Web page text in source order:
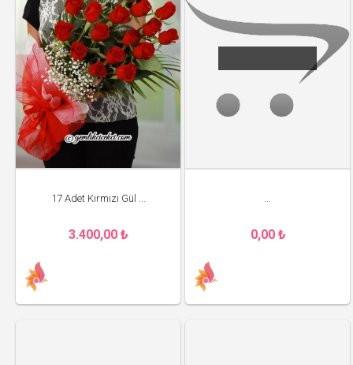
17 Adet Kırmızı Gül ...
3.400,00 ₺
...
0,00 ₺